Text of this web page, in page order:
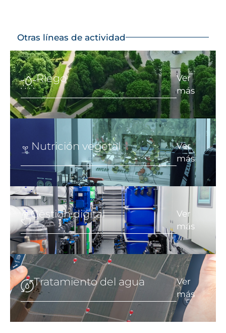
Otras líneas de actividad
Riego
Ver
más
Nutrición vegetal
Ver
más
Gestión digital
Ver
más
Tratamiento del agua
Ver
más